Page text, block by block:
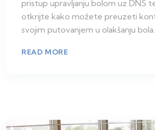
pristup upravljanju bolom uz DNS
otkrijte kako možete preuzeti
svojim putovanjem u olakšanju bola.
READ MORE